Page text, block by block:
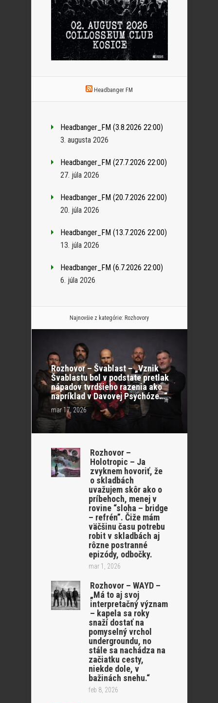
Headbanger FM
Headbanger_FM (3.8.2026 22:00)
3. augusta 2026
Headbanger_FM (27.7.2026 22:00)
27. júla 2026
Headbanger_FM (20.7.2026 22:00)
20. júla 2026
Headbanger_FM (13.7.2026 22:00)
13. júla 2026
Headbanger_FM (6.7.2026 22:00)
6. júla 2026
Najnovšie z kategórie: Rozhovory
Rozhovor – Švablast – „Vznik
Švablastu bol v podstate pretlak
nápadov tvrdšieho razenia ako
napríklad v Davovej Psychóze…“
mar 17, 2026
Rozhovor –
Holotropic – Ja
zvyknem hovoriť, že
o skladbách
uvažujem skôr ako o
príbehoch, menej v
rovine “sloha – bridge
– refrén”. Čiže mám
väčšinu času potrebu
robit v skladbách aj
rôzne postranné
epizódy, odbočky.
mar 1, 2026
Rozhovor – WAYD –
„Má to aj svoj
interpretačný význam
– kapela sa roky
snaží dostať na
pomyselný vrchol
undergroundu, no
stále sa nachádza na
začiatku cesty,
niekde dole, v
bažinách snehu.“
feb 8, 2026